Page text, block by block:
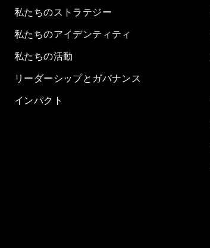
私たちのストラテジー
私たちのアイデンティティ
私たちの活動
リーダーシップとガバナンス
インパクト